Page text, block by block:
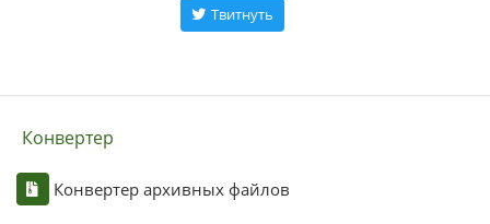
Твитнуть
Конвертер
Конвертер архивных файлов